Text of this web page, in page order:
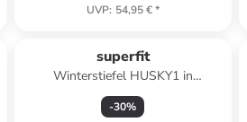
UVP: 54,95 €*
superfit
Winterstiefel HUSKY1 in
Blau/Orange
-30%